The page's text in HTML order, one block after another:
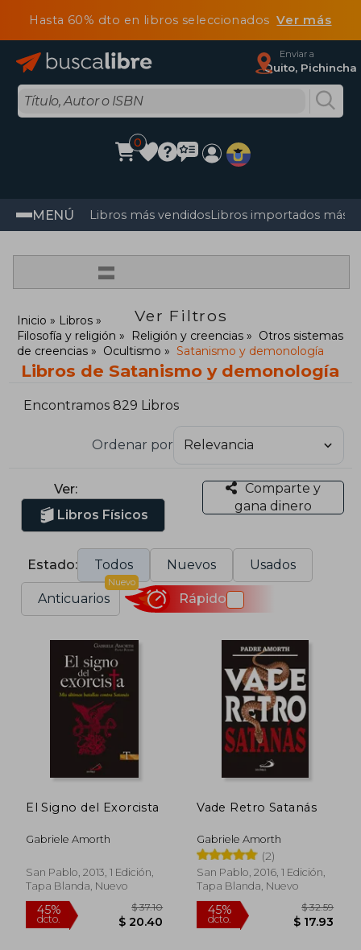
Hasta 60% dto en libros seleccionadosVer más
Enviar a
Quito, Pichincha
0
MENÚ Libros más vendidosLibros importados más
=
Ver Filtros
Inicio
Libros
Filosofía y religión
Religión y creencias
Otros sistemas
de creencias
Ocultismo Satanismo y demonología
Libros de Satanismo y demonología
Encontramos 829 Libros
Ordenar por
Ver:
Libros Físicos
Comparte y
gana dinero
Estado: Todos Nuevos Usados
Anticuarios
Nuevo
Rápido
El Signo del Exorcista
Gabriele Amorth
San Pablo, 2013, 1 Edición,
Tapa Blanda, Nuevo
Vade Retro Satanás
Gabriele Amorth
(2)
San Pablo, 2016, 1 Edición,
Tapa Blanda, Nuevo